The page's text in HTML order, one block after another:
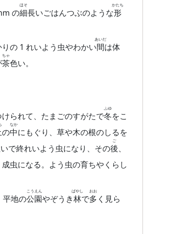
の細
ほそ
長いごはんつぶのような形
かたち
の 1 れいよう虫やわかい間
あいだ
は体
茶
ちゃ
色い。
られて、たまごのすがたで冬
ふゆ
をこ
の中
なか
にもぐり、草や木の根のしるを
で終れいよう虫になり、その後
ご
、
成虫になる。よう虫の育ちやくらし
平地の公
こう
園
えん
やぞうき林
ばやし
で多
おお
く見ら